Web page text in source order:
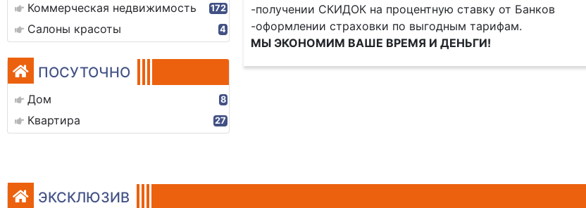
Коммерческая недвижимость 172
Салоны красоты 4
ПОСУТОЧНО
Дом 8
Квартира 27
-получении СКИДОК на процентную ставку от Банков
-оформлении страховки по выгодным тарифам.
МЫ ЭКОНОМИМ ВАШЕ ВРЕМЯ И ДЕНЬГИ!
ЭКСКЛЮЗИВ